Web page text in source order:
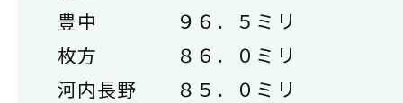
豊中 ９６．５ミリ
枚方 ８６．０ミリ
河内長野 ８５．０ミリ